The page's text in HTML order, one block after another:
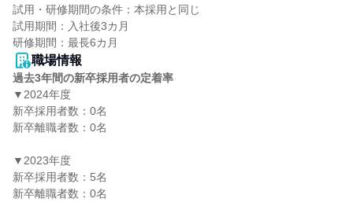
試用・研修期間の条件：本採用と同じ
試用期間：入社後3カ月
職場情報
過去3年間の新卒採用者の定着率
▼2024年度
新卒採用者数：0名
新卒離職者数：0名
▼2023年度
新卒採用者数：5名
新卒離職者数：0名